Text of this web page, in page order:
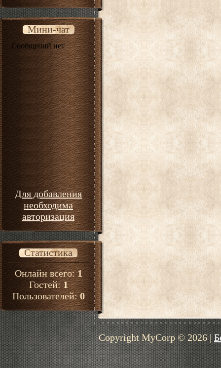
Мини-чат
Для добавления
необходима
авторизация
Статистика
Онлайн всего:1
Гостей:1
Пользователей:0
Copyright MyCorp © 2026|